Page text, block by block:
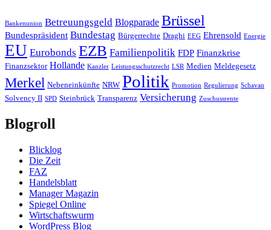
Bankenunion Betreuungsgeld Blogparade Brüssel
Bundespräsident Bundestag Bürgerrechte Draghi EEG Ehrensold Energie
EU Eurobonds EZB Familienpolitik FDP Finanzkrise
Finanzsektor Hollande Kanzler Leistungsschutzrecht LSR Medien Meldegesetz
Merkel Nebeneinkünfte NRW Politik Promotion Regulierung Schavan
Solvency II SPD Steinbrück Transparenz Versicherung Zuschussrente
Blogroll
Blicklog
Die Zeit
FAZ
Handelsblatt
Manager Magazin
Spiegel Online
Wirtschaftswurm
WordPress Blog